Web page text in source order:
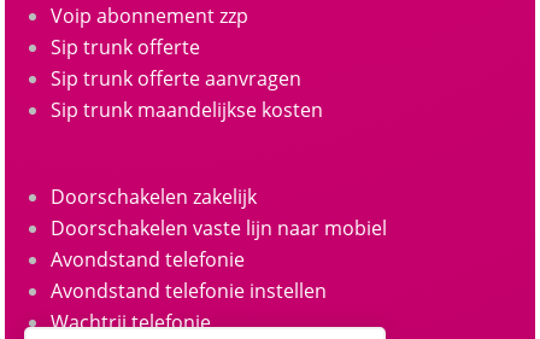
Voip abonnement zzp
Sip trunk offerte
Sip trunk offerte aanvragen
Sip trunk maandelijkse kosten
Doorschakelen zakelijk
Doorschakelen vaste lijn naar mobiel
Avondstand telefonie
Avondstand telefonie instellen
Wachtrij telefonie